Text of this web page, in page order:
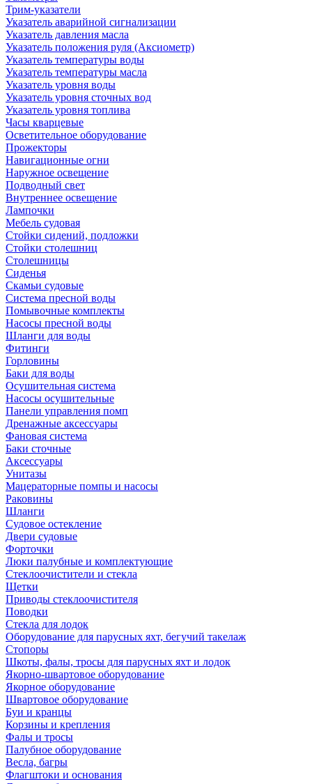
Трим-указатели
Указатель аварийной сигнализации
Указатель давления масла
Указатель положения руля (Аксиометр)
Указатель температуры воды
Указатель температуры масла
Указатель уровня воды
Указатель уровня сточных вод
Указатель уровня топлива
Часы кварцевые
Осветительное оборудование
Прожекторы
Навигационные огни
Наружное освещение
Подводный свет
Внутреннее освещение
Лампочки
Мебель судовая
Стойки сидений, подложки
Стойки столешниц
Столешницы
Сиденья
Скамьи судовые
Система пресной воды
Помывочные комплекты
Насосы пресной воды
Шланги для воды
Фитинги
Горловины
Баки для воды
Осушительная система
Насосы осушительные
Панели управления помп
Дренажные аксессуары
Фановая система
Баки сточные
Аксессуары
Унитазы
Мацераторные помпы и насосы
Раковины
Шланги
Судовое остекление
Двери судовые
Форточки
Люки палубные и комплектующие
Стеклоочистители и стекла
Щетки
Приводы стеклоочистителя
Поводки
Стекла для лодок
Оборудование для парусных яхт, бегучий такелаж
Стопоры
Шкоты, фалы, тросы для парусных яхт и лодок
Якорно-швартовое оборудование
Якорное оборудование
Швартовое оборудование
Буи и кранцы
Корзины и крепления
Фалы и тросы
Палубное оборудование
Весла, багры
Флагштоки и основания